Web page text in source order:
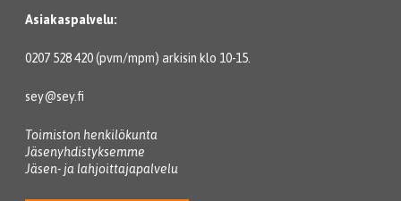
Asiakaspalvelu:
0207 528 420 (pvm/mpm) arkisin klo 10-15.
sey@sey.fi
Toimiston henkilökunta
Jäsenyhdistyksemme
Jäsen- ja lahjoittajapalvelu